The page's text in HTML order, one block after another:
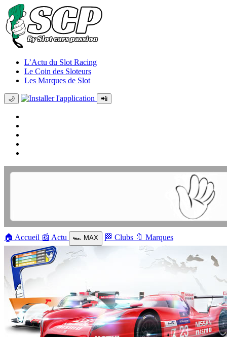
L’Actu du Slot Racing
Le Coin des Sloteurs
Les Marques de Slot
🌙 📲
🏠 Accueil 📰 Actu 🏎️ MAX 🏁 Clubs 🔖 Marques